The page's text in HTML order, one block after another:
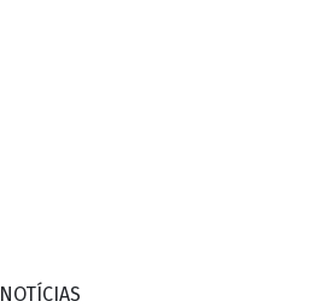
NOTÍCIAS